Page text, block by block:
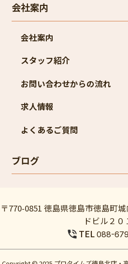
会社案内
会社案内
スタッフ紹介
お問い合わせからの流れ
求人情報
よくあるご質問
ブログ
〒770-0851 徳島県徳島市徳島町
ドビル２０
TEL088-